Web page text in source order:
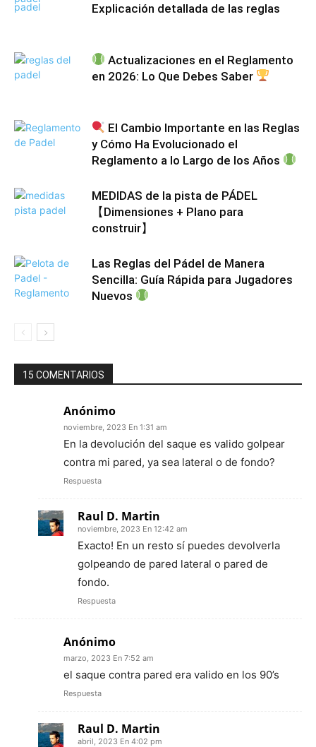
Explicación detallada de las reglas
Actualizaciones en el Reglamento
en 2026: Lo Que Debes Saber
El Cambio Importante en las Reglas
y Cómo Ha Evolucionado el
Reglamento a lo Largo de los Años
MEDIDAS de la pista de PÁDEL
【Dimensiones + Plano para
construir】
Las Reglas del Pádel de Manera
Sencilla: Guía Rápida para Jugadores
Nuevos
15 COMENTARIOS
Anónimo
noviembre, 2023 En 1:31 am
En la devolución del saque es valido golpear
contra mi pared, ya sea lateral o de fondo?
Respuesta
Raul D. Martin
noviembre, 2023 En 12:42 am
Exacto! En un resto sí puedes devolverla
golpeando de pared lateral o pared de
fondo.
Respuesta
Anónimo
marzo, 2023 En 7:52 am
el saque contra pared era valido en los 90’s
Respuesta
Raul D. Martin
abril, 2023 En 4:02 pm